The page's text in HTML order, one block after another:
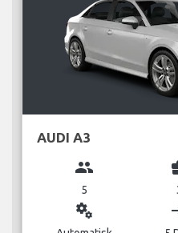
AUDI A3
group
5
miscellaneous_services